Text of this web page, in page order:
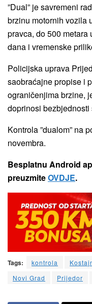
”Dual” je savremeni
brzinu motornih vozila
pravca, do 500
dana i vremenske
Policijska uprava
saobraćajne propise i
ograničenjima brzine,
doprinosi
Kontrola ”dualom” na
novembra.
Besplatnu Android
preuzmiteOVDJE.
Tags: kontrola
Novi Grad
Prijedor